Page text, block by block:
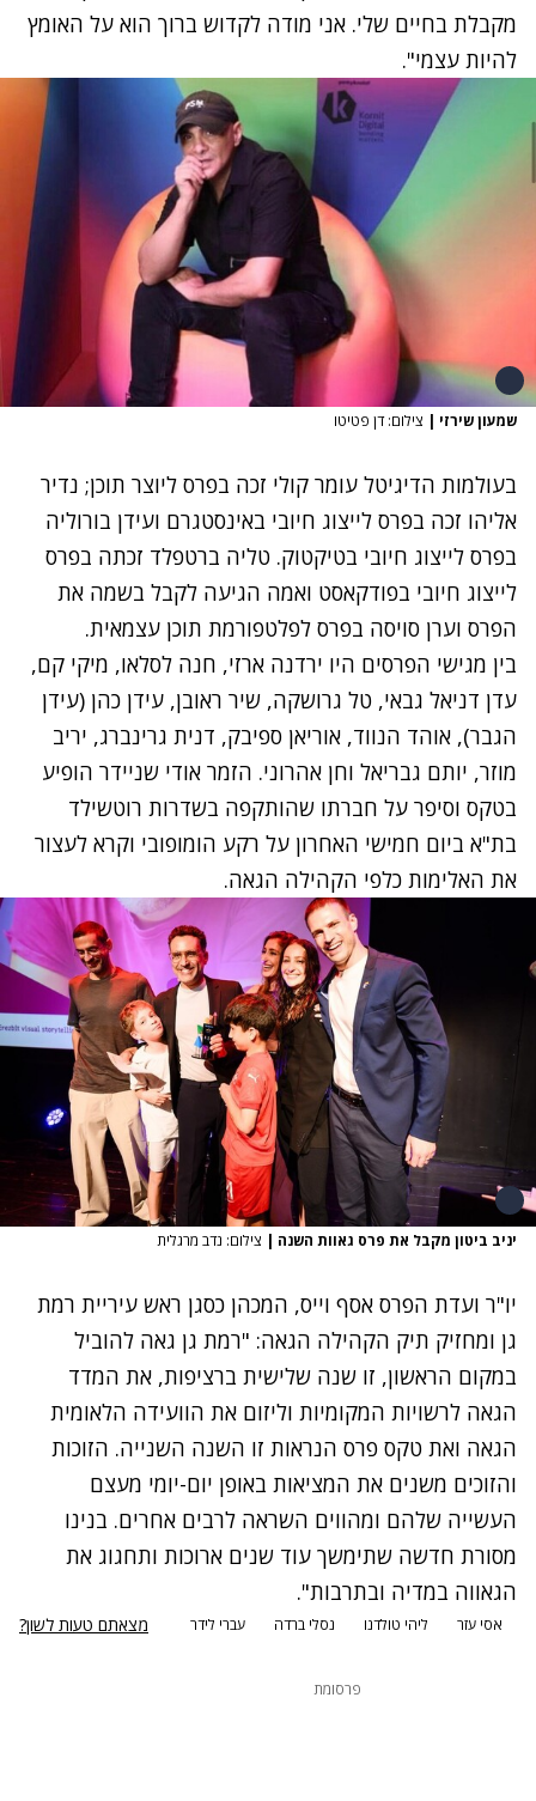
מקבלת בחיים שלי. אני מודה לקדוש ברוך הוא על האומץ
להיות עצמי".
שמעון שירזי | צילום: דן פטיטו
בעולמות הדיגיטל עומר קולי זכה בפרס ליוצר תוכן; נדיר
אליהו זכה בפרס לייצוג חיובי באינסטגרם ועידן בורוליה
בפרס לייצוג חיובי בטיקטוק. טליה ברטפלד זכתה בפרס
לייצוג חיובי בפודקאסט ואמה הגיעה לקבל בשמה את
הפרס וערן סויסה בפרס לפלטפורמת תוכן עצמאית.
בין מגישי הפרסים היו ירדנה ארזי, חנה לסלאו, מיקי קם,
עדן דניאל גבאי, טל גרושקה, שיר ראובן, עידן כהן (עידן
הגבר), אוהד הנווד, אוריאן ספיבק, דנית גרינברג, יריב
מוזר, יותם גבריאל וחן אהרוני. הזמר אודי שניידר הופיע
בטקס וסיפר על חברתו שהותקפה בשדרות רוטשילד
בת"א ביום חמישי האחרון על רקע הומופובי וקרא לעצור
את האלימות כלפי הקהילה הגאה.
יניב ביטון מקבל את פרס גאוות השנה | צילום: נדב מרגלית
יו"ר ועדת הפרס אסף וייס, המכהן כסגן ראש עיריית רמת
גן ומחזיק תיק הקהילה הגאה: "רמת גן גאה להוביל
במקום הראשון, זו שנה שלישית ברציפות, את המדד
הגאה לרשויות המקומיות וליזום את הוועידה הלאומית
הגאה ואת טקס פרס הנראות זו השנה השנייה. הזוכות
והזוכים משנים את המציאות באופן יום-יומי מעצם
העשייה שלהם ומהווים השראה לרבים אחרים. בנינו
מסורת חדשה שתימשך עוד שנים ארוכות ותחגוג את
הגאווה במדיה ובתרבות".
אסי עזר ליהי טולדנו נסלי ברדה עברי לידר מצאתם טעות לשון?
פרסומת